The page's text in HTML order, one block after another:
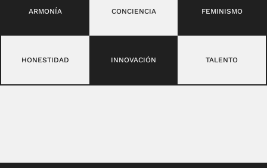
ARMONÍA CONCIENCIA FEMINISMO
HONESTIDAD INNOVACIÓN TALENTO